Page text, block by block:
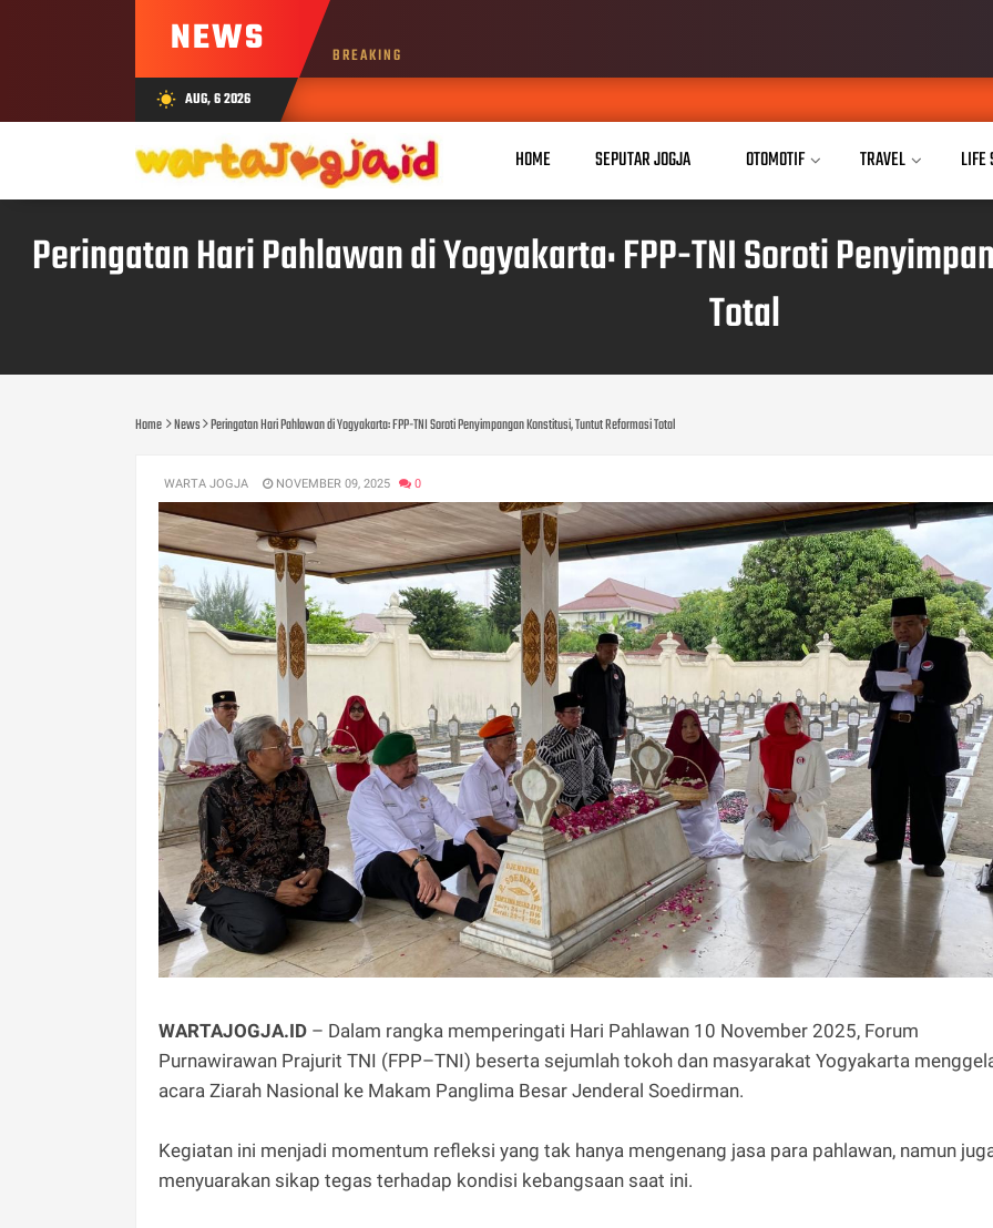
NEWS BREAKING
wb_sunny AUG, 6 2026
HOME SEPUTAR JOGJA OTOMOTIF TRAVEL LIFE
Peringatan Hari Pahlawan di Yogyakarta: FPP-TNI Soroti
Total
Home News Peringatan Hari Pahlawan di Yogyakarta: FPP-TNI Soroti Penyimpangan Konstitusi, Tuntut Reformasi Total
WARTA JOGJA NOVEMBER 09, 2025 0
WARTAJOGJA.ID – Dalam rangka memperingati Hari Pahlawan 10 November 2025, Forum
Purnawirawan Prajurit TNI (FPP–TNI) beserta sejumlah tokoh dan masyarakat Yogyakarta
acara Ziarah Nasional ke Makam Panglima Besar Jenderal Soedirman.
Kegiatan ini menjadi momentum refleksi yang tak hanya mengenang jasa para pahlawan, namun
menyuarakan sikap tegas terhadap kondisi kebangsaan saat ini.